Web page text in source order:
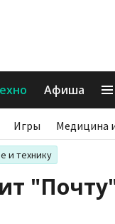
Афиша
Игры Медицина
и технику